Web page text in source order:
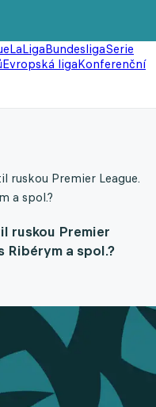
LaLigaBundesligaSerie
Evropská ligaKonferenční
ruskou Premier League.
a spol.?
ruskou Premier
Ribérym a spol.?